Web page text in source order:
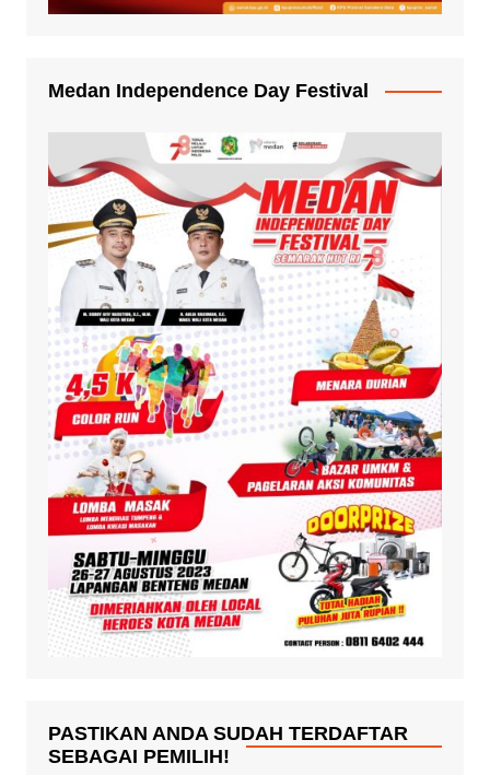
Medan Independence Day Festival
PASTIKAN ANDA SUDAH TERDAFTAR
SEBAGAI PEMILIH!